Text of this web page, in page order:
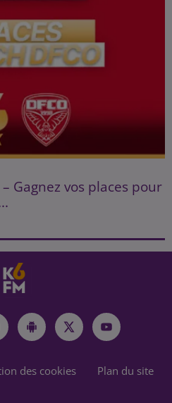
– Gagnez vos places pour
des cookies Plan du site